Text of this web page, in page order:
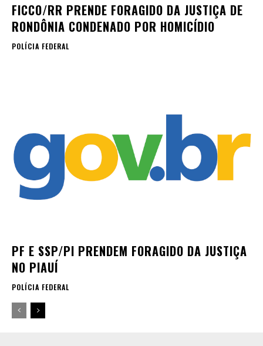
FICCO/RR PRENDE FORAGIDO DA JUSTIÇA DE
RONDÔNIA CONDENADO POR HOMICÍDIO
POLÍCIA FEDERAL
PF E SSP/PI PRENDEM FORAGIDO DA JUSTIÇA
NO PIAUÍ
POLÍCIA FEDERAL